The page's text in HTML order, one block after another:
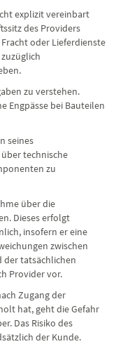
explizit vereinbart
des Providers
oder Lieferdienste
zu verstehen.
Engpässe bei Bauteilen
seines
technische
zu
über die
Dieses erfolgt
insofern er eine
zwischen
der tatsächlichen
Provider vor.
Zugang der
hat, geht die Gefahr
Das Risiko des
der Kunde.